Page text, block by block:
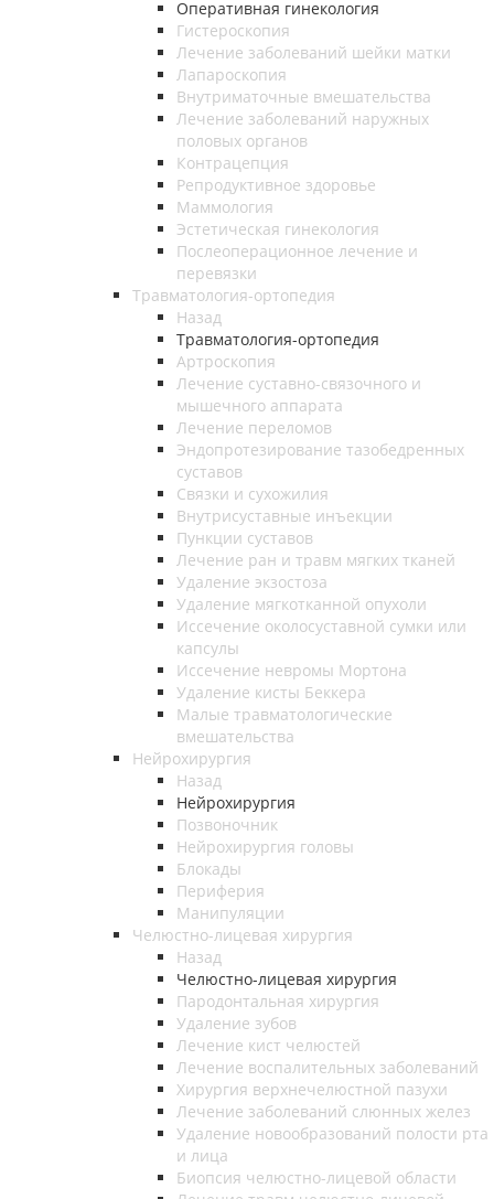
Оперативная гинекология
Гистероскопия
Лечение заболеваний шейки матки
Лапароскопия
Внутриматочные вмешательства
Лечение заболеваний наружных
половых органов
Контрацепция
Репродуктивное здоровье
Маммология
Эстетическая гинекология
Послеоперационное лечение и
перевязки
Травматология-ортопедия
Назад
Травматология-ортопедия
Артроскопия
Лечение суставно-связочного и
мышечного аппарата
Лечение переломов
Эндопротезирование тазобедренных
суставов
Связки и сухожилия
Внутрисуставные инъекции
Пункции суставов
Лечение ран и травм мягких тканей
Удаление экзостоза
Удаление мягкотканной опухоли
Иссечение околосуставной сумки или
капсулы
Иссечение невромы Мортона
Удаление кисты Беккера
Малые травматологические
вмешательства
Нейрохирургия
Назад
Нейрохирургия
Позвоночник
Нейрохирургия головы
Блокады
Периферия
Манипуляции
Челюстно-лицевая хирургия
Назад
Челюстно-лицевая хирургия
Пародонтальная хирургия
Удаление зубов
Лечение кист челюстей
Лечение воспалительных заболеваний
Хирургия верхнечелюстной пазухи
Лечение заболеваний слюнных желез
Удаление новообразований полости рта
и лица
Биопсия челюстно-лицевой области